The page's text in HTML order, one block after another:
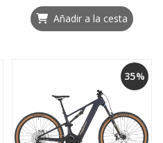
Añadir a la cesta
35%